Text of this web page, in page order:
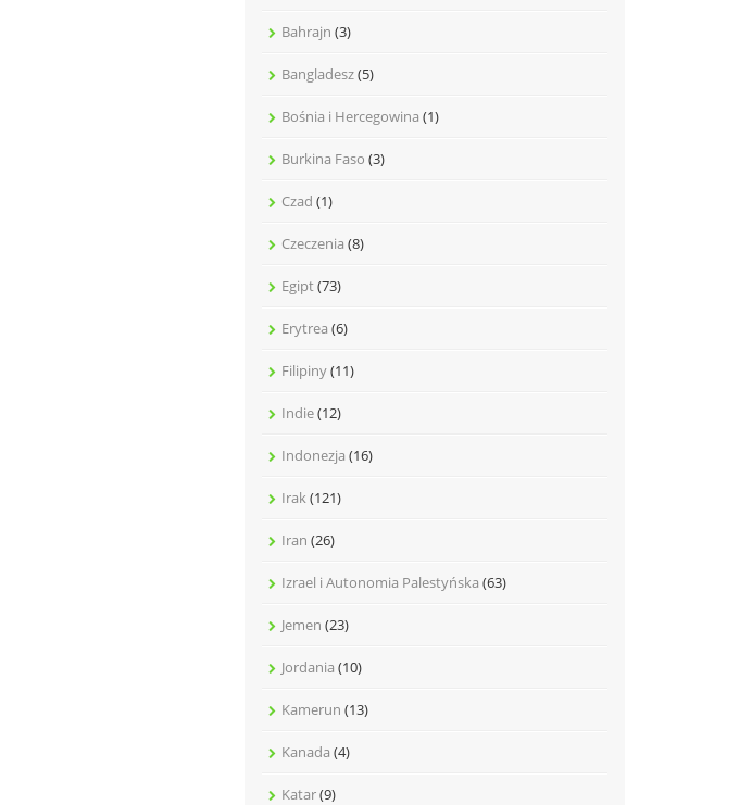
Bahrajn (3)
Bangladesz(5)
Bośnia i Hercegowina (1)
Burkina Faso (3)
Czad (1)
Czeczenia (8)
Egipt(73)
Erytrea (6)
Filipiny(11)
Indie(12)
Indonezja (16)
Irak(121)
Iran (26)
Izrael i Autonomia Palestyńska (63)
Jemen (23)
Jordania (10)
Kamerun (13)
Kanada (4)
Katar(9)